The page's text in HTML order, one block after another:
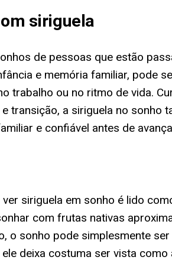
siriguela
de pessoas que estão
e memória familiar, pode
trabalho ou no ritmo de vida.
transição, a siriguela no
e confiável antes de
siriguela em sonho é lido
com frutas nativas
o sonho pode simplesmente
deixa costuma ser vista como